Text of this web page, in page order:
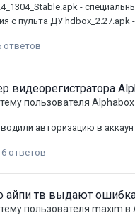
-
с пульта ДУ
ответов
видеорегистратора
пользователя Alphabox
авторизацию в
ответов
айпи тв выдают
пользователя maxim в